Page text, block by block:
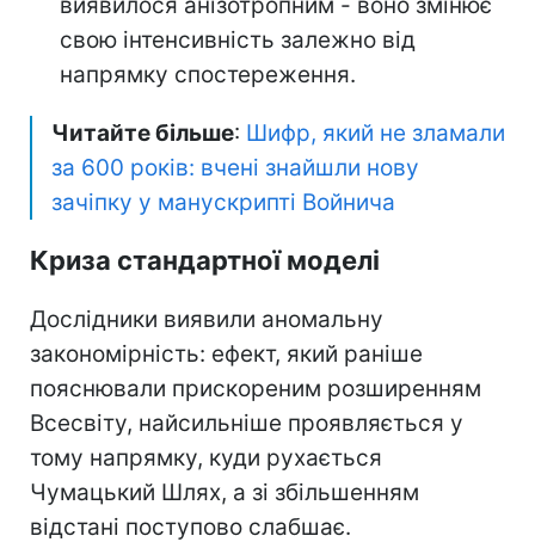
свою інтенсивність залежно від
напрямку спостереження.
Читайте більше: Шифр, який не зламали
за 600 років: вчені знайшли нову
зачіпку у манускрипті Войнича
Криза стандартної моделі
Дослідники виявили аномальну
закономірність: ефект, який раніше
пояснювали прискореним розширенням
Всесвіту, найсильніше проявляється у
тому напрямку, куди рухається
Чумацький Шлях, а зі збільшенням
відстані поступово слабшає.